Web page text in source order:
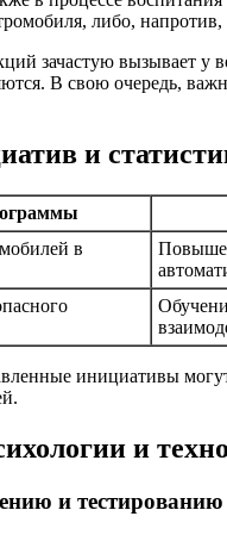
либо,
зачастую вызывает у
В свою очередь,
и
в
инициативы
и
и тестированию